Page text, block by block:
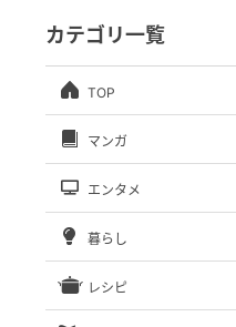
カテゴリ一覧
TOP
マンガ
エンタメ
暮らし
レシピ